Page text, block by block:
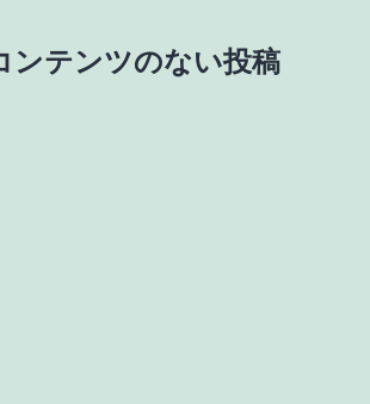
ンテンツのない投稿